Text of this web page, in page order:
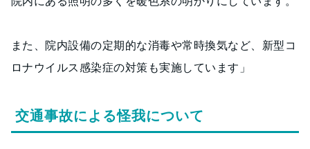
また、院内設備の定期的な消毒や常時換気など、新型コ
ロナウイルス感染症の対策も実施しています」
交通事故による怪我について